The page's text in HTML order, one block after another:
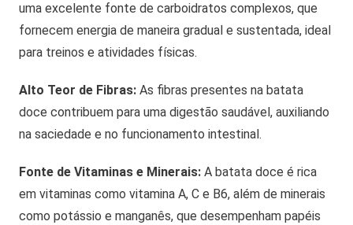
uma excelente fonte de carboidratos complexos, que
fornecem energia de maneira gradual e sustentada, ideal
para treinos e atividades físicas.
Alto Teor de Fibras: As fibras presentes na batata
doce contribuem para uma digestão saudável, auxiliando
na saciedade e no funcionamento intestinal.
Fonte de Vitaminas e Minerais: A batata doce é rica
em vitaminas como vitamina A, C e B6, além de minerais
como potássio e manganês, que desempenham papéis